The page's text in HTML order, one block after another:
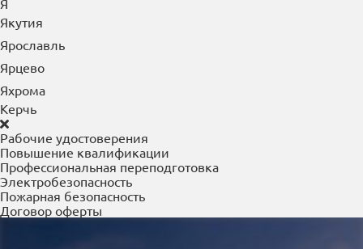
Я
Якутия
Ярославль
Ярцево
Яхрома
Керчь
Рабочие удостоверения
Повышение квалификации
Профессиональная переподготовка
Электробезопасность
Пожарная безопасность
Договор оферты